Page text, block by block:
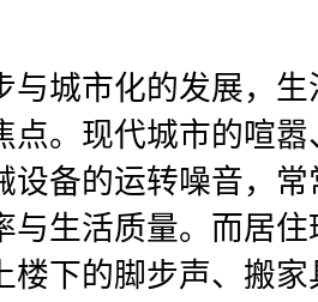
与城市化的发展，
点。现代城市的喧
设备的运转噪音，
与生活质量。而居
楼下的脚步声、搬